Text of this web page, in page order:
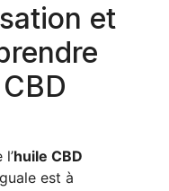
et
huile CBD
est à